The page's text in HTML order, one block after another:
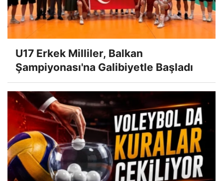
U17 Erkek Milliler, Balkan
Şampiyonası'na Galibiyetle Başladı